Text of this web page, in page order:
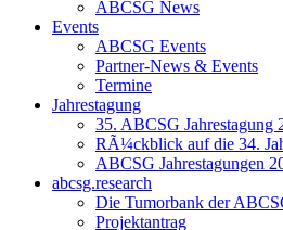
ABCSG News
Events
ABCSG Events
Partner-News & Events
Termine
Jahrestagung
35. ABCSG Jahrestagung
RÃ¼ckblick auf die 34.
ABCSG Jahrestagungen
abcsg.research
Die Tumorbank der
Projektantrag